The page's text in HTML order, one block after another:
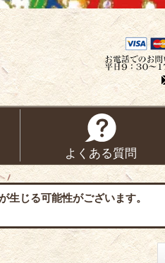
よくある質問
じる可能性がございます。